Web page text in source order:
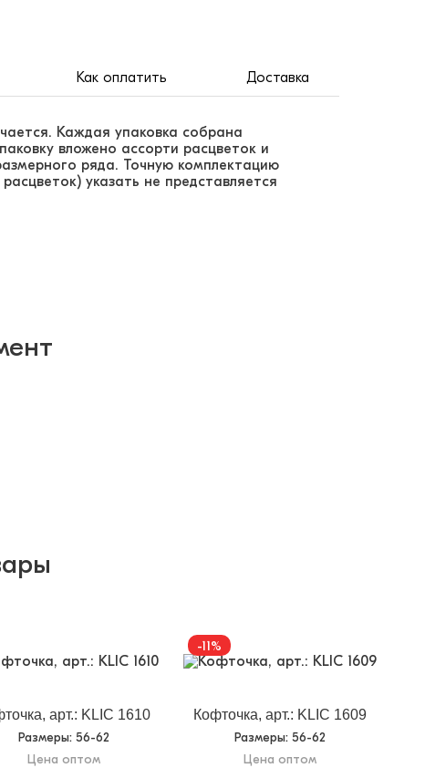
Как оплатить Доставка
Каждая упаковка собрана
вложено ассорти расцветок и
ряда. Точную комплектацию
указать не представляется
арт.: KLIC 1610
Размеры: 56-62
Цена оптом
-11%
Кофточка, арт.: KLIC 1609
Размеры: 56-62
Цена оптом